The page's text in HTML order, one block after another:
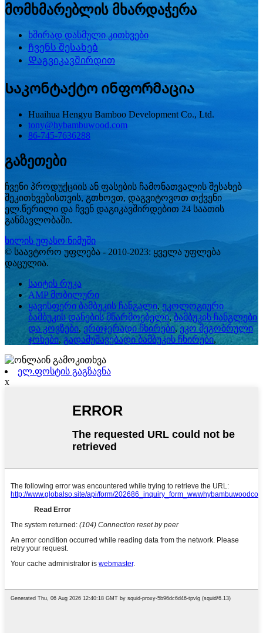
მომხმარებლის მხარდაჭერა
ხშირად დასმული კითხვები
Ჩვენს შესახებ
Დაგვიკავშირდით
Საკონტაქტო ინფორმაცია
Huaihua Hengyu Bamboo Development Co., Ltd.
tony@hybambuwood.com
86-745-7636288
გაზეთები
ჩვენი პროდუქციის ან ფასების ჩამონათვალის შესახებ
შეკითხვებისთვის, გთხოვთ, დაგვიტოვოთ თქვენი
ელ.წერილი და ჩვენ დაგიკავშირდებით 24 საათის
განმავლობაში.
ხილის უფასო ნიმუში
© საავტორო უფლება - 2010-2023: ყველა უფლება
დაცულია.
საიტის რუკა
AMP მობილური
ყავისფერი ბამბუკის ჩანგალი,ეკოლოგიური
ბამბუკის დანების მწარმოებელი,ბამბუკის ჩანგლები
და კოვზები, ერთჯერადი ჩხირები, ეკო მეგობრული
ჯოხები, გადამუშავებადი ბამბუკის ჩხირები,
ელ.ფოსტის გაგზავნა
x